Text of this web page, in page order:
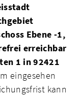
Ebene -1,
erreichbar
1 in 92421
eingesehen
kann